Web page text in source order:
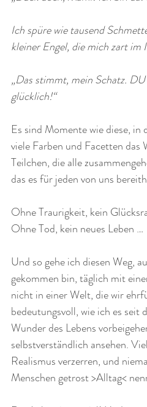
Ich spüre wie tausend
kleiner Engel, die mich zart im
„Das stimmt, mein Schatz.
glücklich!“
Es sind Momente wie diese,
viele Farben und Facetten
Teilchen, die alle
das es für jeden von uns
Ohne Traurigkeit, kein
Ohne Tod, kein neues Leben …
Und so gehe ich diesen Weg,
gekommen bin, täglich mit
nicht in einer Welt, die wir
bedeutungsvoll, wie ich es
Wunder des Lebens
selbstverständlich ansehen.
Realismus verzerren, und
Menschen getrost >Alltag<